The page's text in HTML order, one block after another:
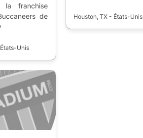
la franchise
de
Unis
Houston, TX - États-Unis